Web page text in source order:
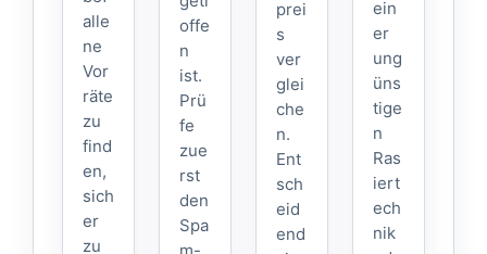
alle
ne
Vor
räte
zu
find
en,
sich
er
zu
offe
n
ist.
Prü
fe
zue
rst
den
Spa
prei
s
ver
glei
che
n.
Ent
sch
eid
end
ein
er
ung
üns
tige
n
Ras
iert
ech
nik